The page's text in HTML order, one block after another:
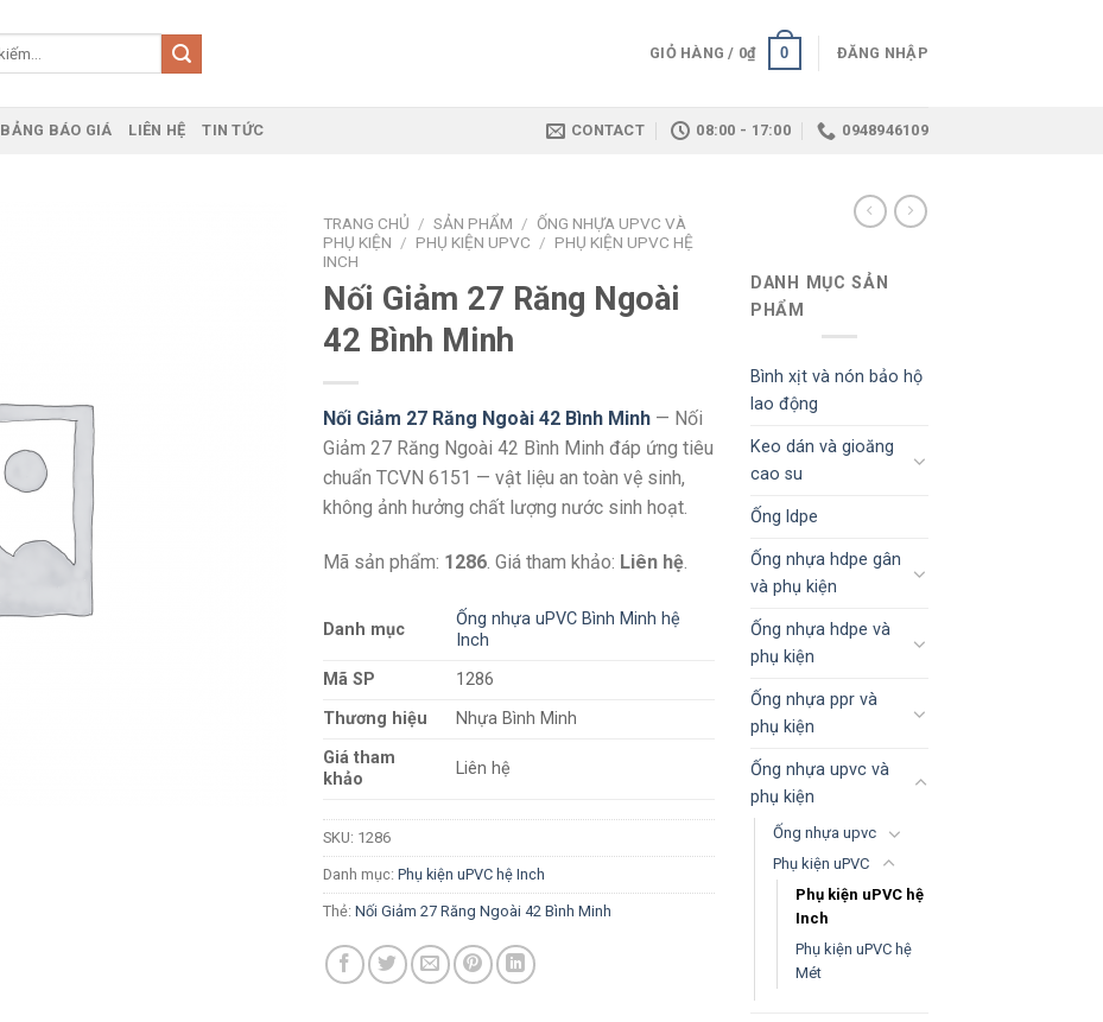
GIỎ HÀNG / 0₫ 0 ĐĂNG NHẬP
BẢNG BÁO GIÁ LIÊN HỆ TIN TỨC CONTACT 08:00 - 17:00 0948946109
TRANG CHỦ / SẢN PHẨM / ỐNG NHỰA UPVC VÀ
PHỤ KIỆN / PHỤ KIỆN UPVC / PHỤ KIỆN UPVC HỆ
INCH
Nối Giảm 27 Răng Ngoài
42 Bình Minh
Nối Giảm 27 Răng Ngoài 42 Bình Minh — Nối
Giảm 27 Răng Ngoài 42 Bình Minh đáp ứng tiêu
chuẩn TCVN 6151 — vật liệu an toàn vệ sinh,
không ảnh hưởng chất lượng nước sinh hoạt.
Mã sản phẩm: 1286 . Giá tham khảo: Liên hệ
Danh mục
Ống nhựa uPVC Bình Minh hệ
Inch
Mã SP
1286
Thương hiệu
Nhựa Bình Minh
Giá tham
khảo
Liên hệ
SKU: 1286
Danh mục: Phụ kiện uPVC hệ Inch
Thẻ: Nối Giảm 27 Răng Ngoài 42 Bình Minh
DANH MỤC SẢN
PHẨM
Bình xịt và nón bảo hộ
lao động
Keo dán và gioăng
cao su
Ống ldpe
Ống nhựa hdpe gân
và phụ kiện
Ống nhựa hdpe và
phụ kiện
Ống nhựa ppr và
phụ kiện
Ống nhựa upvc và
phụ kiện
Ống nhựa upvc
Phụ kiện uPVC
Phụ kiện uPVC hệ
Inch
Phụ kiện uPVC hệ
Mét